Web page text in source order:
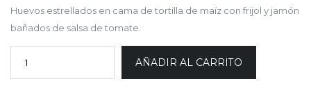
Huevos estrellados en cama de tortilla de maíz con frijol y jamón
bañados de salsa de tomate.
AÑADIR AL CARRITO